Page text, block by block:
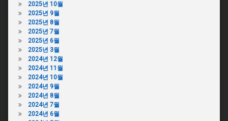
2025년 10월
2025년 9월
2025년 8월
2025년 7월
2025년 6월
2025년 3월
2024년 12월
2024년 11월
2024년 10월
2024년 9월
2024년 8월
2024년 7월
2024년 6월